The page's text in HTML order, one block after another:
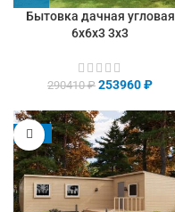
Бытовка дачная угловая
6х6х3 3х3
290410₽ 253960₽
-13%